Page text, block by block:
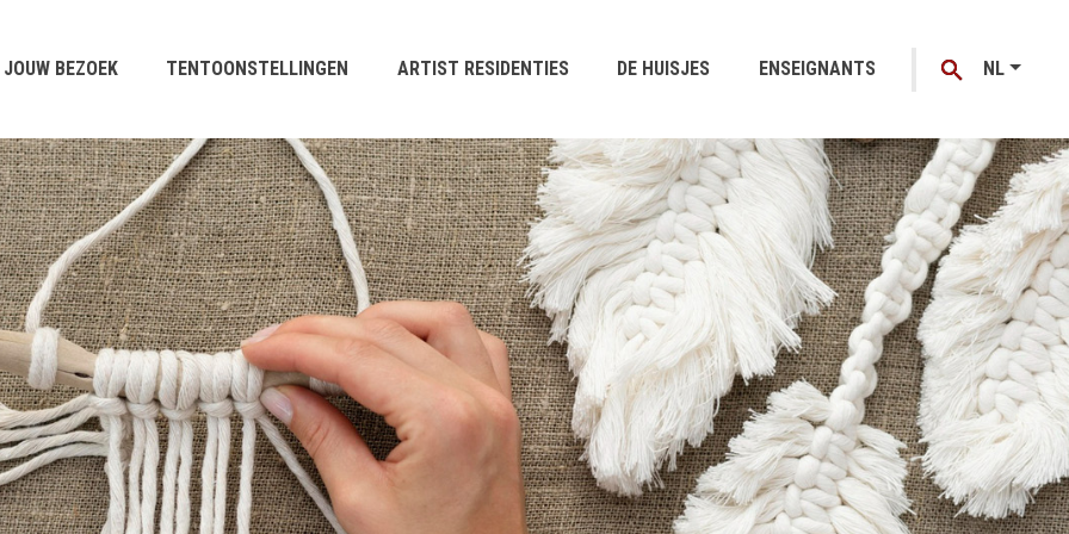
JOUW BEZOEK TENTOONSTELLINGEN ARTIST RESIDENTIES DE HUISJES ENSEIGNANTS NL